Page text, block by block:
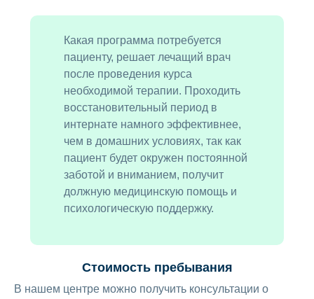
Какая программа потребуется
пациенту, решает лечащий врач
после проведения курса
необходимой терапии. Проходить
восстановительный период в
интернате намного эффективнее,
чем в домашних условиях, так как
пациент будет окружен постоянной
заботой и вниманием, получит
должную медицинскую помощь и
психологическую поддержку.
Стоимость пребывания
В нашем центре можно получить консультации о